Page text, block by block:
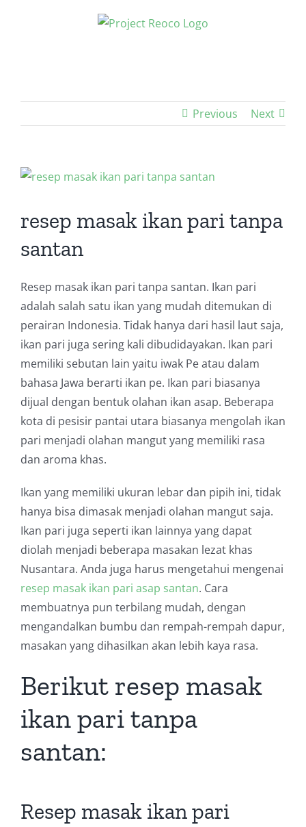
Previous Next
View
Image
resep masak ikan pari tanpa
santan
Resep masak ikan pari tanpa santan. Ikan pari
adalah salah satu ikan yang mudah ditemukan di
perairan Indonesia. Tidak hanya dari hasil laut saja,
ikan pari juga sering kali dibudidayakan. Ikan pari
memiliki sebutan lain yaitu iwak Pe atau dalam
bahasa Jawa berarti ikan pe. Ikan pari biasanya
dijual dengan bentuk olahan ikan asap. Beberapa
kota di pesisir pantai utara biasanya mengolah ikan
pari menjadi olahan mangut yang memiliki rasa
dan aroma khas.
Ikan yang memiliki ukuran lebar dan pipih ini, tidak
hanya bisa dimasak menjadi olahan mangut saja.
Ikan pari juga seperti ikan lainnya yang dapat
diolah menjadi beberapa masakan lezat khas
Nusantara. Anda juga harus mengetahui mengenai
resep masak ikan pari asap santan. Cara
membuatnya pun terbilang mudah, dengan
mengandalkan bumbu dan rempah-rempah dapur,
masakan yang dihasilkan akan lebih kaya rasa.
Berikut resep masak
ikan pari tanpa
santan:
Resep masak ikan pari